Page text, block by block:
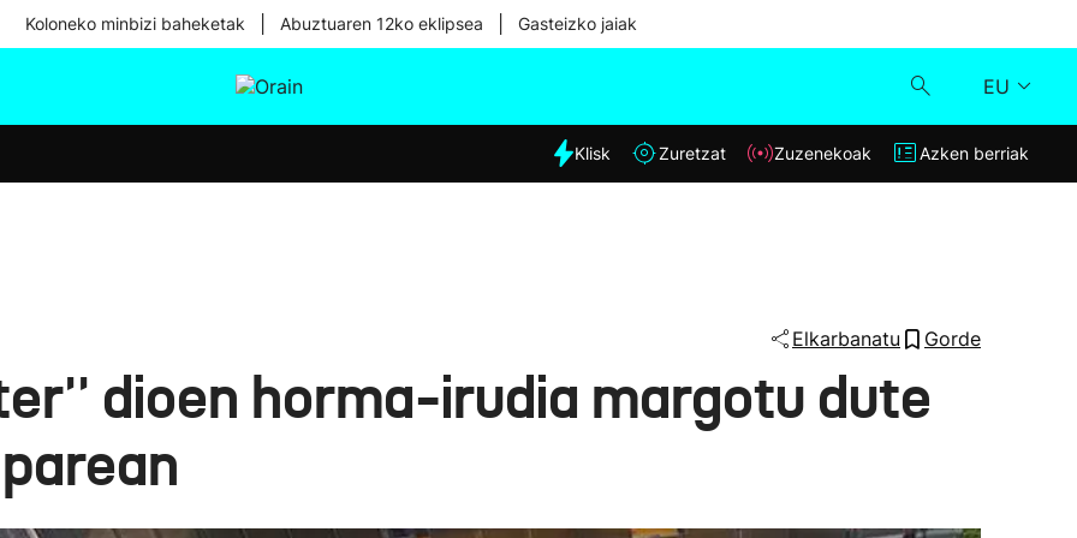
Koloneko minbizi baheketak Abuztuaren 12ko eklipsea Gasteizko jaiak
EU
Eguraldia
Klisk
Azken berriak
Klisk Zuretzat Zuzenekoak Azken berriak
Elkarbanatu Gorde
dioen horma-irudia margotu dute